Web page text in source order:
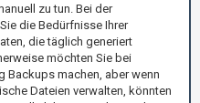
zu tun. Bei der
die Bedürfnisse Ihrer
die täglich generiert
möchten Sie bei
Backups machen, aber wenn
Dateien verwalten, könnten